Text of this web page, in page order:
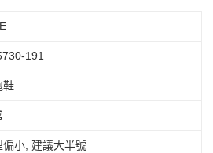
。
瀏覽以下網址：
法定代理人或監護人之同意方可使用
仍有額度不足之情形，本公司將視審查結果
用他人資訊註冊。若發現惡意使用之情形，
191
鞋
偏小, 建議大半號